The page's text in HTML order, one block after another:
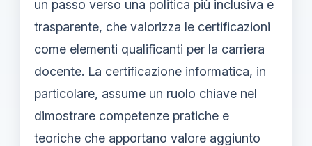
un passo verso una politica più inclusiva e
trasparente, che valorizza le certificazioni
come elementi qualificanti per la carriera
docente. La certificazione informatica, in
particolare, assume un ruolo chiave nel
dimostrare competenze pratiche e
teoriche che apportano valore aggiunto